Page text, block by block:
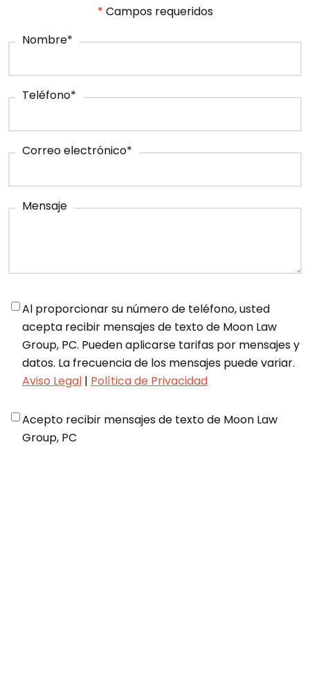
* Campos requeridos
Nombre*
Teléfono*
Correo electrónico*
Mensaje
Al proporcionar su número de teléfono, usted
acepta recibir mensajes de texto de Moon Law
Group, PC. Pueden aplicarse tarifas por mensajes y
datos. La frecuencia de los mensajes puede variar.
Aviso Legal | Política de Privacidad
Acepto recibir mensajes de texto de Moon Law
Group, PC